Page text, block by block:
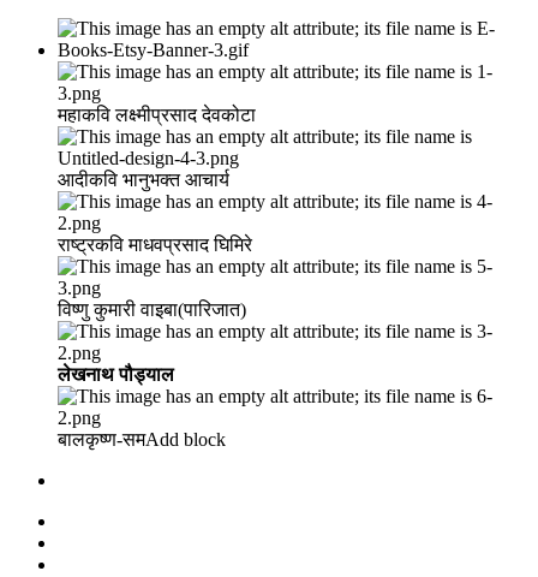
महाकवि लक्ष्मीप्रसाद देवकोटा
आदीकवि भानुभक्त आचार्य
राष्ट्रकवि माधवप्रसाद घिमिरे
विष्णु कुमारी वाइबा(पारिजात)
लेखनाथ पौड्याल
बालकृष्ण-सम Add block